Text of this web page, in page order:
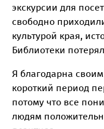
экскурсии для
свободно
культурой края,
Библиотеки
Я благодарна
короткий период
потому что все
людям